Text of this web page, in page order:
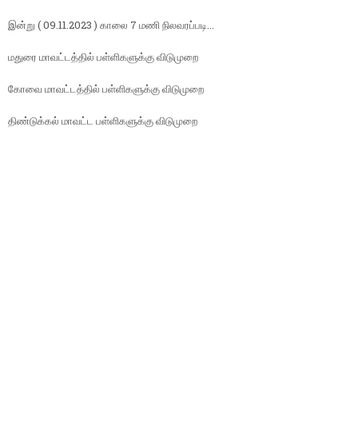
இன்று ( 09.11.2023 ) காலை 7 மணி நிலவரப்படி...
மதுரை மாவட்டத்தில் பள்ளிகளுக்கு விடுமுறை
கோவை மாவட்டத்தில் பள்ளிகளுக்கு விடுமுறை
திண்டுக்கல் மாவட்ட பள்ளிகளுக்கு விடுமுறை